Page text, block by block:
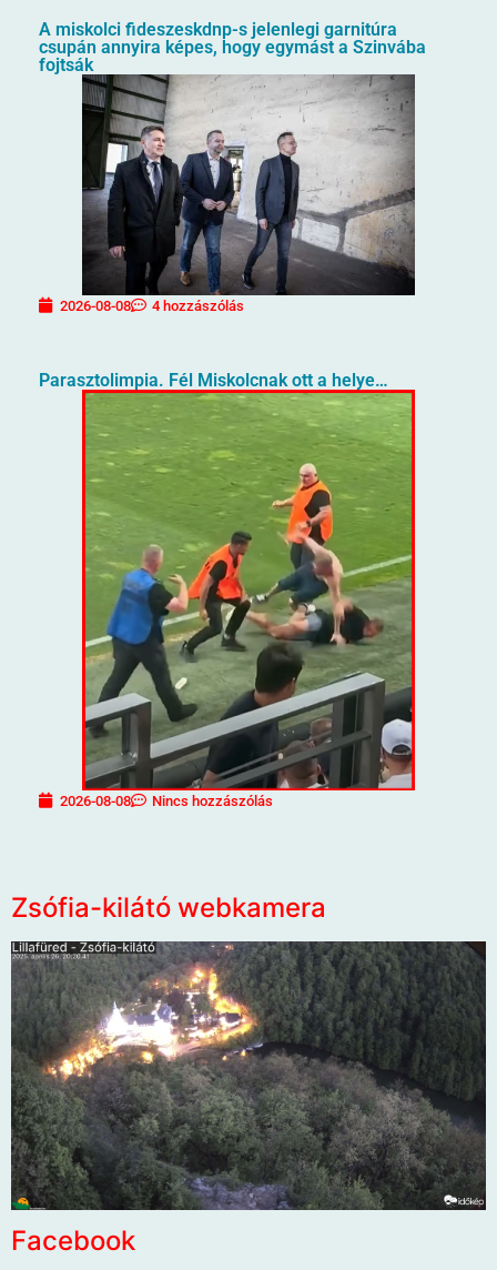
A miskolci fideszeskdnp-s jelenlegi garnitúra
csupán annyira képes, hogy egymást a Szinvába
fojtsák
2026-08-08 4 hozzászólás
Parasztolimpia. Fél Miskolcnak ott a helye…
2026-08-08 Nincs hozzászólás
Zsófia-kilátó webkamera
Facebook